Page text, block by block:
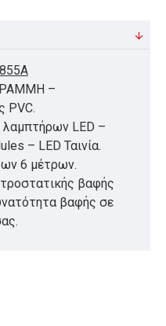
–
PVC.
λαμπτήρων LED –
– LED Ταινία.
6 μέτρων.
βαφής
βαφής σε